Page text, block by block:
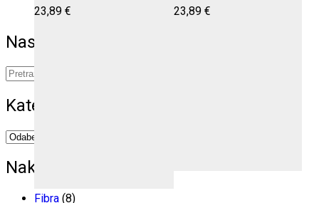
23,89 €
23,89 €
Naslovi
Pretraži:
Kategorije proizvoda
Nakladnik
Fibra (8)